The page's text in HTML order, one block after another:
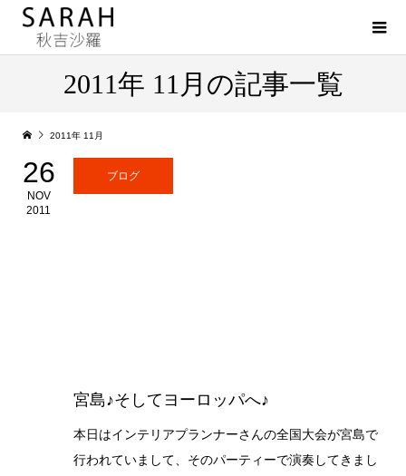
2011年 11月の記事一覧
2011年 11月
26
NOV
2011
ブログ
宮島♪そしてヨーロッパへ♪
本日はインテリアプランナーさんの全国大会が宮島で
行われていまして、そのパーティーで演奏してきまし